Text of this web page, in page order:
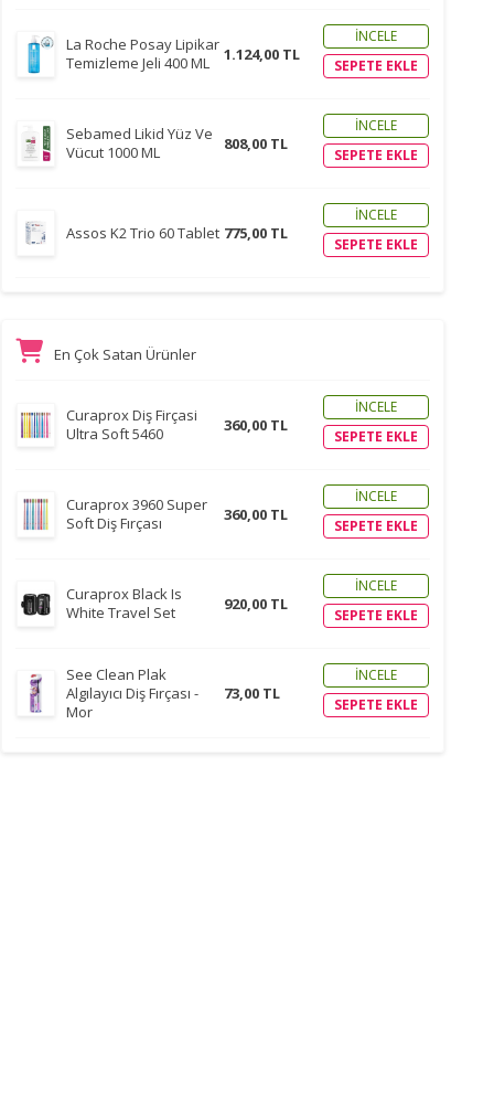
La Roche Posay Lipikar
Temizleme Jeli 400 ML
1.124,00 TL
İNCELE
SEPETE EKLE
Sebamed Likid Yüz Ve
Vücut 1000 ML
808,00 TL
İNCELE
SEPETE EKLE
Assos K2 Trio 60 Tablet 775,00 TL
İNCELE
SEPETE EKLE
En Çok Satan Ürünler
Curaprox Diş Firçasi
Ultra Soft 5460
360,00 TL
İNCELE
SEPETE EKLE
Curaprox 3960 Super
Soft Diş Fırçası
360,00 TL
İNCELE
SEPETE EKLE
Curaprox Black Is
White Travel Set
920,00 TL
İNCELE
SEPETE EKLE
See Clean Plak
Algılayıcı Diş Fırçası -
Mor
73,00 TL
İNCELE
SEPETE EKLE